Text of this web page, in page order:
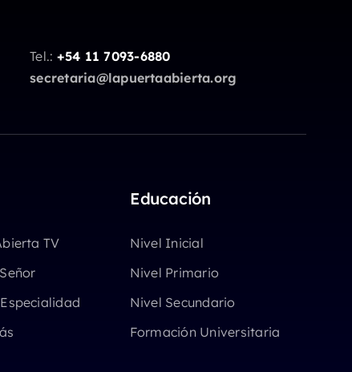
Tel.: +54 11 7093-6880
secretaria@lapuertaabierta.org
TV
Educación
Nivel Inicial
Nivel Primario
Nivel Secundario
Formación Universitaria